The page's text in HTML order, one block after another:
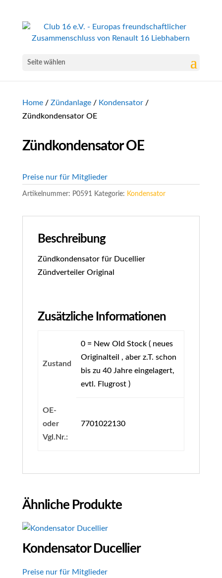
Seite wählen
Home/ Zündanlage/ Kondensator/
Zündkondensator OE
Zündkondensator OE
Preise nur für Mitglieder
Artikelnummer: P0591 Kategorie: Kondensator
Beschreibung
Zündkondensator für Ducellier
Zündverteiler Original
Zusätzliche Informationen
Zustand
0 = New Old Stock ( neues
Originalteil , aber z.T. schon
bis zu 40 Jahre eingelagert,
evtl. Flugrost )
OE-
oder
Vgl.Nr.:
7701022130
Ähnliche Produkte
Kondensator Ducellier
Preise nur für Mitglieder